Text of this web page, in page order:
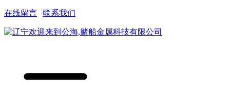
在线留言 联系我们